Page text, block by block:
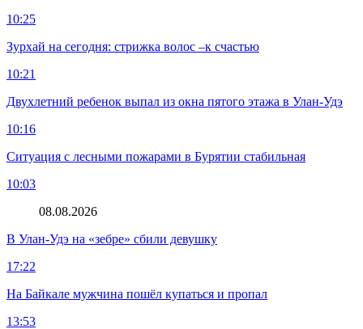
10:25
Зурхай на сегодня: стрижка волос –к счастью
10:21
Двухлетний ребенок выпал из окна пятого этажа в Улан-Удэ
10:16
Ситуация с лесными пожарами в Бурятии стабильная
10:03
08.08.2026
В Улан-Удэ на «зебре» сбили девушку
17:22
На Байкале мужчина пошёл купаться и пропал
13:53